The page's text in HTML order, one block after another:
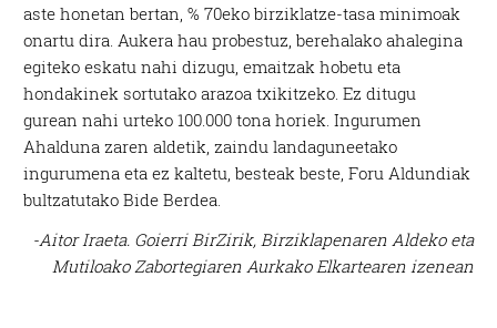
aste honetan bertan, % 70eko birziklatze-tasa minimoak
onartu dira. Aukera hau probestuz, berehalako ahalegina
egiteko eskatu nahi dizugu, emaitzak hobetu eta
hondakinek sortutako arazoa txikitzeko. Ez ditugu
gurean nahi urteko 100.000 tona horiek. Ingurumen
Ahalduna zaren aldetik, zaindu landaguneetako
ingurumena eta ez kaltetu, besteak beste, Foru Aldundiak
bultzatutako Bide Berdea.
-Aitor Iraeta. Goierri BirZirik, Birziklapenaren Aldeko eta
Mutiloako Zabortegiaren Aurkako Elkartearen izenean